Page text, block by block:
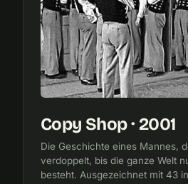
Copy Shop · 2001
Die Geschichte eines Mannes,
verdoppelt, bis die ganze Welt
besteht. Ausgezeichnet mit 43